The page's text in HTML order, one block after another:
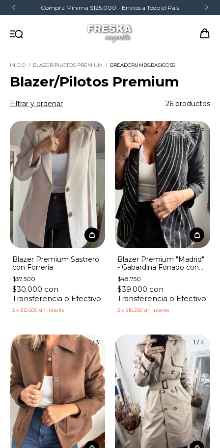
Compra Minima $125.000 - Envios a Todo el País
INICIO / BLAZER/PILOTOS PREMIUM / BREADCRUMBS.BASICOS5
Blazer/Pilotos Premium
Filtrar y ordenar 26 productos
1/2
Blazer Premium Sastrero
con Forreria
$37.500
$30.000 con
Transferencia o Efectivo
3 x $12.500 sin interés
1/5
Blazer Premium "Madrid"
- Gabardina Forrado con
Lentejuelas
$48.750
$39.000 con
Transferencia o Efectivo
3 x $16.250 sin interés
1/3 1 /4